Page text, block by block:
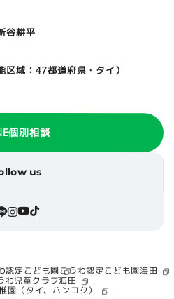
谷耕平
域：47都道府県・タイ）
個別相談
us
認定こども園こうわ認定こども園海田
わ児童クラブ海田
園（タイ、バンコク）